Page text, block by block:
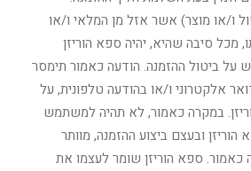
ו/או מוצר) אשר אזל מן המלאי ו/או
מכל סיבה שהיא, יהיה ספא הוריזן
על ביטול ההזמנה. הודעה כאמור תימסר
אלקטרוני ו/או בהודעה טלפונית, על
במקרה כאמור, לא תהיה למשתמש
ובעצם ביצוע ההזמנה, מוותר
ספא הוריזן שומר לעצמו את